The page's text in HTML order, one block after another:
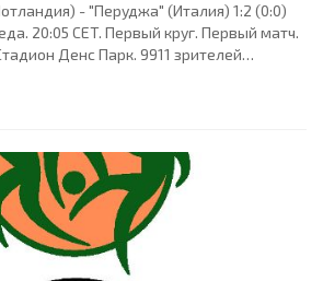
- "Перуджа" (Италия) 1:2 (0:0)
20:05 CET. Первый круг. Первый матч.
Денс Парк. 9911 зрителей
Новосел (Хорватия). Резервный:
Уилки, Хуан Сара, Гэвин Рэй, Стив
60), Георгий